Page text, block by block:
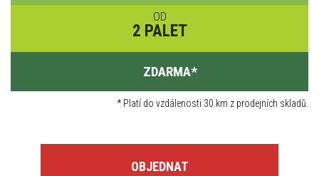
OD
2 PALET
ZDARMA*
*Platí do vzdálenosti 30 km z prodejních skladů.
OBJEDNAT